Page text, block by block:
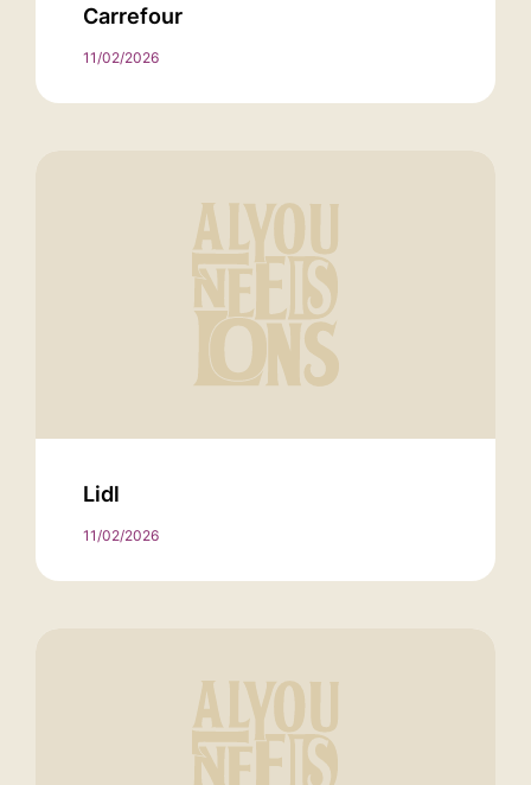
Carrefour
11/02/2026
Lidl
11/02/2026